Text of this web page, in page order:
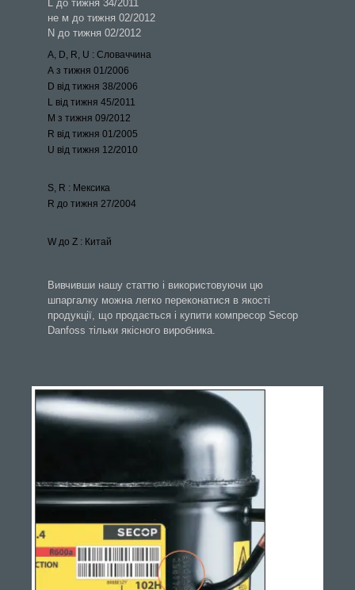
L до тижня 34/2011
не м до тижня 02/2012
N до тижня 02/2012
А, D, R, U : Словаччина
А з тижня 01/2006
D від тижня 38/2006
L від тижня 45/2011
М з тижня 09/2012
R від тижня 01/2005
U від тижня 12/2010
S, R : Мексика
R до тижня 27/2004
W до Z : Китай
Вивчивши нашу статтю і використовуючи цю
шпаргалку можна легко переконатися в якості
продукції, що продається і купити компресор Secop
Danfoss тільки якісного виробника.